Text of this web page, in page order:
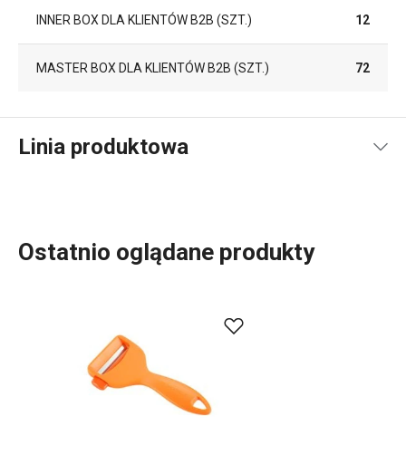
INNER BOX DLA KLIENTÓW B2B (SZT.) 12
MASTER BOX DLA KLIENTÓW B2B (SZT.) 72
Linia produktowa
PRESTO Expert przyciągają uwagę nie tylko wieloma
zastosowaniami i typami, ale także wesołymi kolorami.
Zabawny design sprawia, że stają się doskonałymi
codziennymipomocnikamiw kuchni.
Ostatnio oglądane produkty